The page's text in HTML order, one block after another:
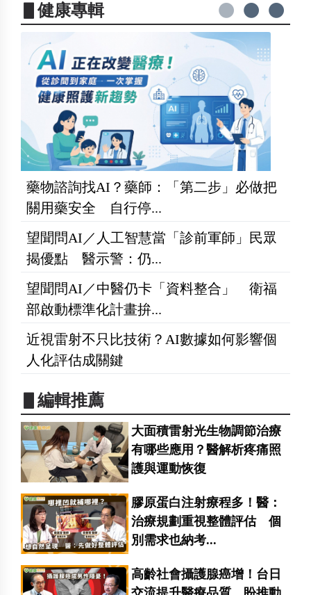
▋健康專輯
藥物諮詢找AI？藥師：「第二步」必做把
關用藥安全 自行停...
望聞問AI／人工智慧當「診前軍師」民眾
揭優點 醫示警：仍...
望聞問AI／中醫仍卡「資料整合」 衛福
部啟動標準化計畫拚...
近視雷射不只比技術？AI數據如何影響個
人化評估成關鍵
▋編輯推薦
大面積雷射光生物調節治療
有哪些應用？醫解析疼痛照
護與運動恢復
膠原蛋白注射療程多！醫：
治療規劃重視整體評估 個
別需求也納考...
高齡社會攝護腺癌增！台日